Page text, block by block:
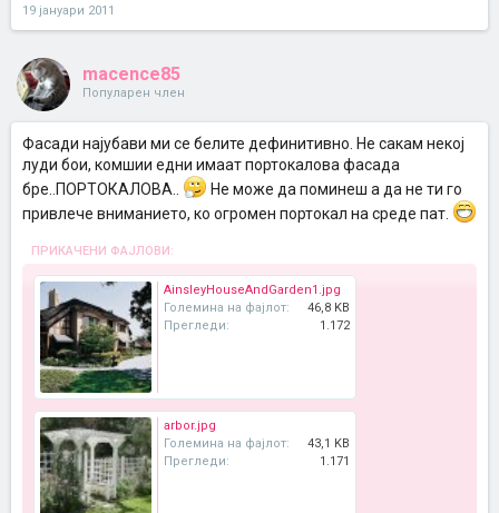
19 јануари 2011
macence85
Популарен член
Фасади најубави ми се белите дефинитивно. Не сакам некој
луди бои, комшии едни имаат портокалова фасада
бре..ПОРТОКАЛОВА..
Не може да поминеш а да не ти го
привлече вниманието, ко огромен портокал на среде пат.
ПРИКАЧЕНИ ФАЈЛОВИ:
AinsleyHouseAndGarden1.jpg
Големина на фајлот:
46,8 KB
Прегледи:
1.172
arbor.jpg
Големина на фајлот:
43,1 KB
Прегледи:
1.171